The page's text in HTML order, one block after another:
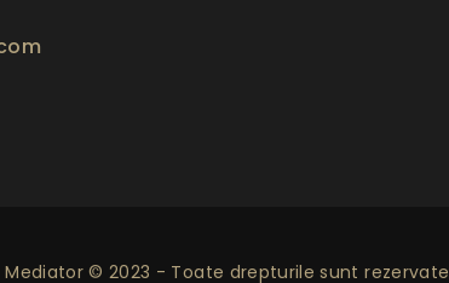
Mediator © 2023 - Toate drepturile sunt rezervate